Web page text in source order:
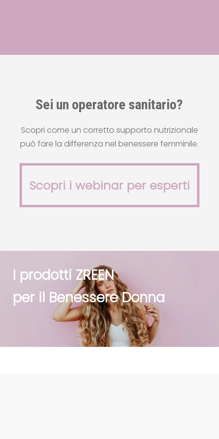
Sei un operatore sanitario?
Scopri come un corretto supporto nutrizionale
può fare la differenza nel benessere femminile.
Scopri i webinar per esperti
Scopri i webinar per esperti
I prodotti ZREEN
per il Benessere Donna